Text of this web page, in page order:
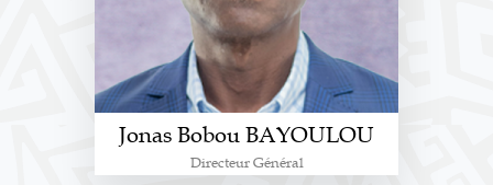
Jonas Bobou BAYOULOU
Directeur Général